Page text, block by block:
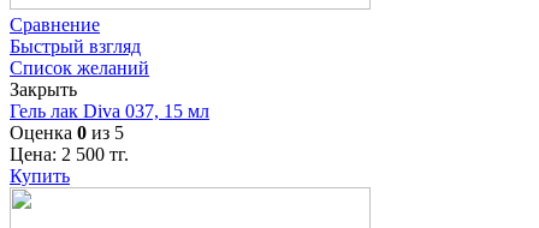
Сравнение
Быстрый взгляд
Список желаний
Закрыть
Гель лак Diva 037, 15 мл
Оценка 0 из 5
Цена: 2 500 тг.
Купить